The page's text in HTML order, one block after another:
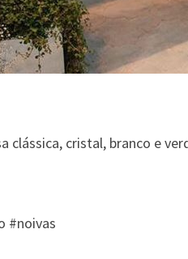
clássica, cristal, branco e
#noivas